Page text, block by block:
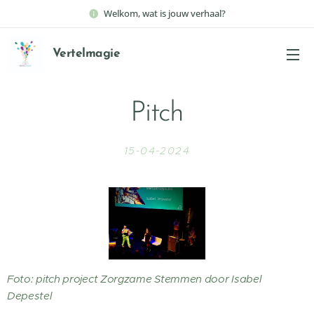
Welkom, wat is jouw verhaal?
Vertelmagie
Pitch
15-04-2024
Foto: pitch project Zorgzame Stemmen door Isabel
Depestel